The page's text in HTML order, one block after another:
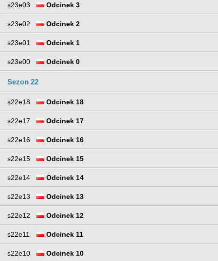
s23e03 Odcinek 3
s23e02 Odcinek 2
s23e01 Odcinek 1
s23e00 Odcinek 0
Sezon 22
s22e18 Odcinek 18
s22e17 Odcinek 17
s22e16 Odcinek 16
s22e15 Odcinek 15
s22e14 Odcinek 14
s22e13 Odcinek 13
s22e12 Odcinek 12
s22e11 Odcinek 11
s22e10 Odcinek 10